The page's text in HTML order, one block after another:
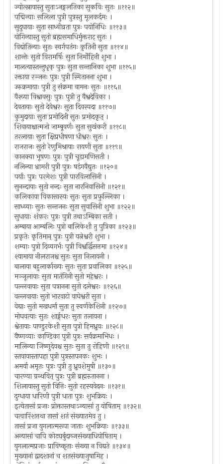
ज्योत्स्नायास्तु सुताऽनङ्गलतिका सुकविः सुतः ॥११२॥
पद्मिन्याः सलिला पुत्री पुत्रस्तु मूलकर्दमः ।
सुदुघायाः सुता साध्वीव्रता पुत्रः पयोनिधिः ॥११३॥
योगिन्यास्तु सुतो ब्रह्मसमाधिर्मुक्तराट् सुतः ।
विद्योतिन्याः सुतः स्वर्गपतंगः कृतिनी सुता ॥११४॥
शान्तेः सुतो विरामर्षिः सुता निर्मोहिनी शुभा ।
मालत्यास्तन्तुधृक् पुत्रः सुता सन्तानिका शुभा ॥११५॥
रक्ताया रञ्जनः पुत्रः पुत्री स्मितानना शुभा ।
उरुक्रमायाः पुत्री तु संक्रमा वामनः सुतः ॥११६॥
वैश्व्या विश्वावसुः पुत्रः पुत्री तु वैश्वदेविका ।
देवतायाः सुतो देवेश्वरः सुता दिवस्पदा ॥११७॥
कुमुदायाः सुता प्रमोदिनी सुतः प्रमोदकृत् ।
शिवायाश्चात्मजो जाम्बूवर्णः सुता सुखंकरी ॥११८॥
तरलायाः सुता क्षिप्रधीषणा धीश्वरः सुतः ।
राजराजः सुतो रेणुमिश्रायाः रायणी सुता ॥११९॥
कानक्या भूषणः पुत्रः पुत्री चूडामणिसती ।
नलिन्या भ्रामरी पुत्री पुत्रः षडंगवैद्युतः ॥१२०॥
पर्याः पुत्रः परमेशः पुत्री पारविलासिनी ।
सुनन्दायाः सुतो नन्दः सुता नारनिवासिनी ॥१२१॥
कलिकाया विकासास्यः सुतः सुता प्रफुल्लिका ।
साध्व्याः सुतः सन्तजनः सुता सुवासिनी शुभा ॥१२२॥
सुधायाः शंकरः पुत्रः पुत्री तथाऽम्बिका सती ।
अम्बाया आम्बलिः पुत्रो बालिकेशी तु पुत्रिका ॥१२३॥
प्रकृतेः कृतिमान् पुत्रः पुत्री यत्नेश्वरी शुभा ।
शम्याः पुत्रो दिव्यगर्भः पुत्री विश्वर्द्धिसत्तमा ॥१२४॥
श्यामाया नीलराजश्च सुतः सुता निलायनी ।
बालाया बहुलार्काख्यः सुतः सुता प्रवालिका ॥१२५॥
मञ्जूलायाः सुता मातंगिनी सुतो महेश्वरः ।
पल्लवायाः सुता पत्रानना सुतो दलेश्वरः ॥१२६॥
वल्लवायाः सुतो भारवाटो वाघेश्वरी सुता ।
वेद्याः सुतो मखधर्मा सुता तु स्वर्णकेशिनी ॥१२७॥
मोघवत्याः सुतः शार्ङ्गधरः सुता तलायना ।
श्वेतायाः पाण्डुरकेशी सुता पुत्रो हिमध्रुवः ॥१२८॥
वैष्णव्याः काण्डिका पुत्री पुत्रः सर्वक्रमाभिधः ।
मालिन्या जिष्णुदेवश्च सुतः सुता तु रोहिणी ॥१२९॥
स्तवायास्तापहा पुत्री पुत्रस्तपनकः शुभः ।
अमर्या अमृतः पुत्रः पुत्री तु ध्रुवशेमुषी ॥१३०॥
चारण्या ग्रन्थवित् पुत्रः पुत्री ब्रह्मरुतानना ।
शिलायास्तु सुतो वित्तिः सुतो रहस्यवेदनः ॥१३१॥
दुग्धाया धारिणी पुत्री धाता पुत्रः शुभक्रियः ।
इत्येतासां प्रजाः प्रोक्तास्तथाऽन्यासां तु योषिताम् ॥१३२॥
चत्वारिंशत्तथा तासां शतं संख्यातमेव तु ।
तासां प्रजा युगलात्मरूपा जाताः शुभक्रियाः ॥१३३॥
अन्यासां चापि कोट्यर्बुदाब्जसंख्याधियोषिताम् ।
युगलात्मप्रजाः प्राविष्कृताः संख्या न विद्यते ॥१३४॥
मुख्यानां द्वादशानां च शतसंख्याजुषामिह ।